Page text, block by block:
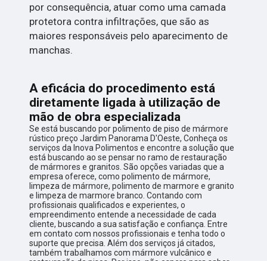
por consequência, atuar como uma camada
protetora contra infiltrações, que são as
maiores responsáveis pelo aparecimento de
manchas.
A eficácia do procedimento está
diretamente ligada à utilização de
mão de obra especializada
Se está buscando por polimento de piso de mármore
rústico preço Jardim Panorama D'Oeste, Conheça os
serviços da Inova Polimentos e encontre a solução que
está buscando ao se pensar no ramo de restauração
de mármores e granitos. São opções variadas que a
empresa oferece, como polimento de mármore,
limpeza de mármore, polimento de marmore e granito
e limpeza de marmore branco. Contando com
profissionais qualificados e experientes, o
empreendimento entende a necessidade de cada
cliente, buscando a sua satisfação e confiança. Entre
em contato com nossos profissionais e tenha todo o
suporte que precisa. Além dos serviços já citados,
também trabalhamos com mármore vulcânico e